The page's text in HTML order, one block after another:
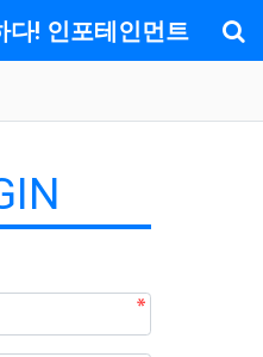
다! 인포테인먼트